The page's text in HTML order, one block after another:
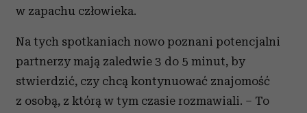
w zapachu człowieka.
Na tych spotkaniach nowo poznani potencjalni
partnerzy mają zaledwie 3 do 5 minut, by
stwierdzić, czy chcą kontynuować znajomość
z osobą, z którą w tym czasie rozmawiali. – To